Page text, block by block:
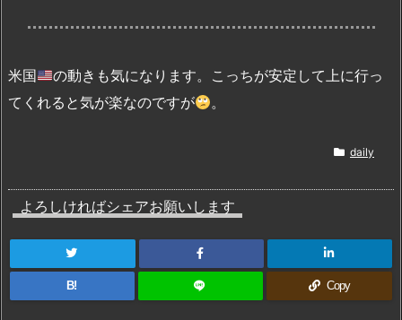
米国
の動きも気になります。こっちが安定して上に行っ
てくれると気が楽なのですが
。
daily
よろしければシェアお願いします
B! Copy